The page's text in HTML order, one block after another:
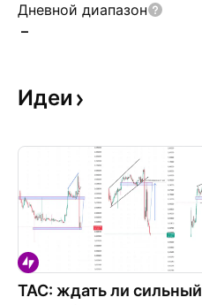
Дневной диапазон
–
Идеи
TAC: ждать ли сильный